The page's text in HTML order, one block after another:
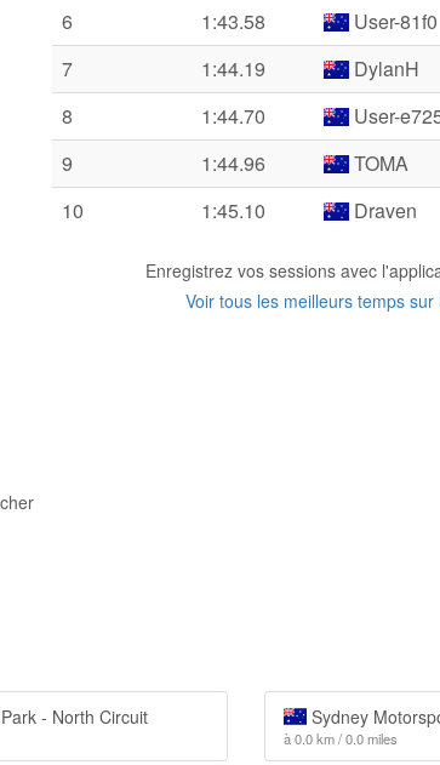
6
1:43.58 User-81f0
7
1:44.19 DylanH
8
1:44.70 User-
9
1:44.96 TOMA
10
1:45.10 Draven
Enregistrez vos sessions avec
Voir tous les meilleurs temps
- North Circuit Sydney
à 0.0 km / 0.0 miles